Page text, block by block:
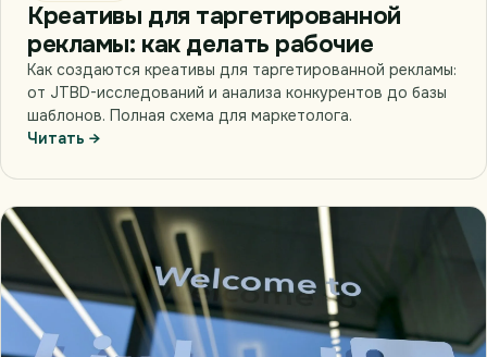
Креативы для таргетированной
рекламы: как делать рабочие
Как создаются креативы для таргетированной рекламы:
от JTBD-исследований и анализа конкурентов до базы
шаблонов. Полная схема для маркетолога.
Читать →